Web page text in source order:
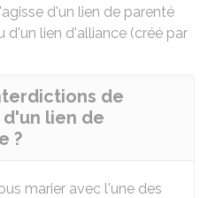
d'un lien de parenté
lien d'alliance (créé par
de
lien de
?
marier avec l'une des